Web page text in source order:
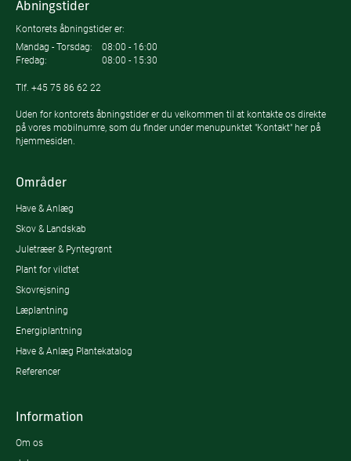
Åbningstider
Kontorets åbningstider er:
Mandag - Torsdag:
08:00 - 16:00
Fredag:
08:00 - 15:30
Tlf. +45 75 86 62 22
Uden for kontorets åbningstider er du velkommen til at kontakte os direkte
på vores mobilnumre, som du finder under menupunktet "Kontakt" her på
hjemmesiden.
Områder
Have & Anlæg
Skov & Landskab
Juletræer & Pyntegrønt
Plant for vildtet
Skovrejsning
Læplantning
Energiplantning
Have & Anlæg Plantekatalog
Referencer
Information
Om os